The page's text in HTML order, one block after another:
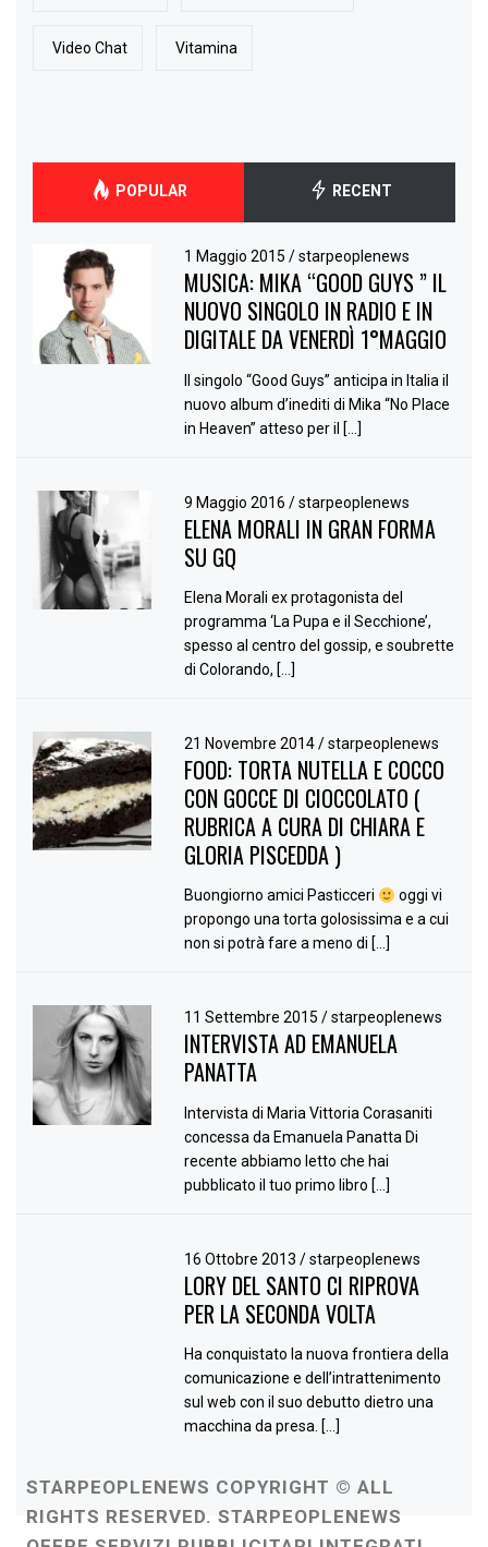
Video Chat Vitamina
POPULAR RECENT
1 Maggio 2015/ starpeoplenews
MUSICA: MIKA “GOOD GUYS ” IL
NUOVO SINGOLO IN RADIO E IN
DIGITALE DA VENERDÌ 1°MAGGIO
Il singolo “Good Guys” anticipa in Italia il
nuovo album d’inediti di Mika “No Place
in Heaven” atteso per il […]
9 Maggio 2016/ starpeoplenews
ELENA MORALI IN GRAN FORMA
SU GQ
Elena Morali ex protagonista del
programma ‘La Pupa e il Secchione’,
spesso al centro del gossip, e soubrette
di Colorando, […]
21 Novembre 2014/ starpeoplenews
FOOD: TORTA NUTELLA E COCCO
CON GOCCE DI CIOCCOLATO (
RUBRICA A CURA DI CHIARA E
GLORIA PISCEDDA )
Buongiorno amici Pasticceri
oggi vi
propongo una torta golosissima e a cui
non si potrà fare a meno di […]
11 Settembre 2015/ starpeoplenews
INTERVISTA AD EMANUELA
PANATTA
Intervista di Maria Vittoria Corasaniti
concessa da Emanuela Panatta Di
recente abbiamo letto che hai
pubblicato il tuo primo libro […]
16 Ottobre 2013/ starpeoplenews
LORY DEL SANTO CI RIPROVA
PER LA SECONDA VOLTA
Ha conquistato la nuova frontiera della
comunicazione e dell’intrattenimento
sul web con il suo debutto dietro una
macchina da presa. […]
STARPEOPLENEWS COPYRIGHT © ALL
RIGHTS RESERVED. STARPEOPLENEWS